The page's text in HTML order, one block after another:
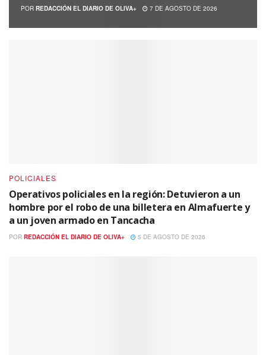
POR REDACCIÓN EL DIARIO DE OLIVA+ 7 DE AGOSTO DE 2026
POLICIALES
Operativos policiales en la región: Detuvieron a un
hombre por el robo de una billetera en Almafuerte y
a un joven armado en Tancacha
POR REDACCIÓN EL DIARIO DE OLIVA+ 5 DE AGOSTO DE 2026